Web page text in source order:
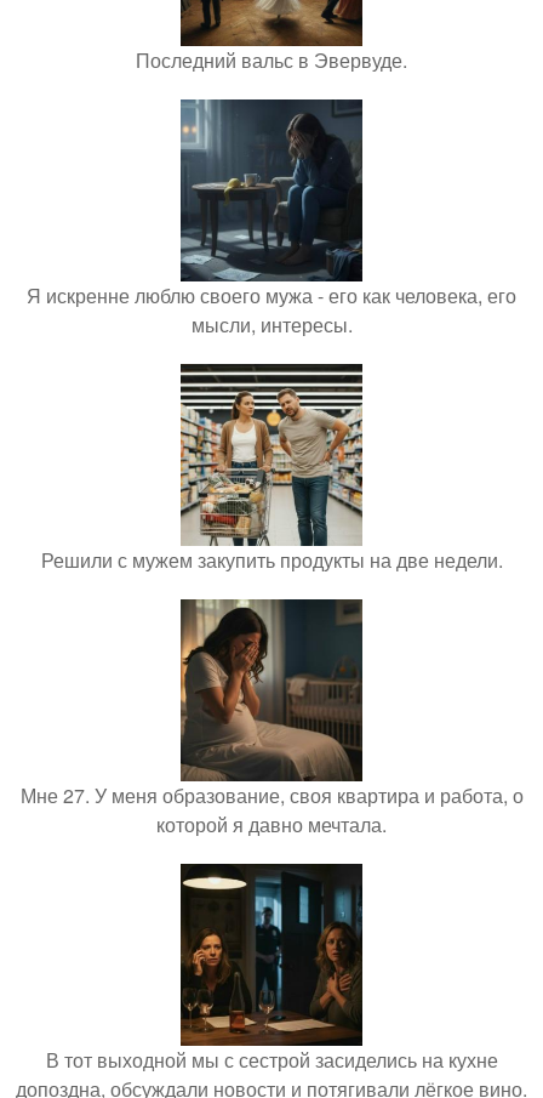
Последний вальс в Эвервуде.
Я искренне люблю своего мужа - его как человека, его
мысли, интересы.
Решили с мужем закупить продукты на две недели.
Мне 27. У меня образование, своя квартира и работа, о
которой я давно мечтала.
В тот выходной мы с сестрой засиделись на кухне
допоздна, обсуждали новости и потягивали лёгкое вино.